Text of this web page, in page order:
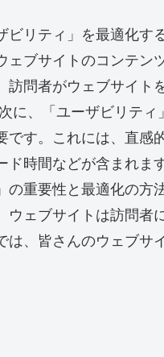
ビリティ」を最適化
ェブサイトのコンテン
訪問者がウェブサイ
に、「ユーザビリテ
です。これには、直
ド時間などが含まれ
重要性と最適化の方
ウェブサイトは訪問
、皆さんのウェブサ